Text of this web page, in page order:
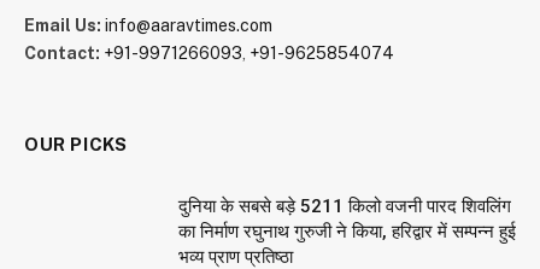
Email Us: info@aaravtimes.com
Contact: +91-9971266093 +91-9625854074
OUR PICKS
दुनिया के सबसे बड़े 5211 किलो वजनी पारद शिवलिंग
का निर्माण रघुनाथ गुरुजी ने किया, हरिद्वार में सम्पन्न हुई
भव्य प्राण प्रतिष्ठा